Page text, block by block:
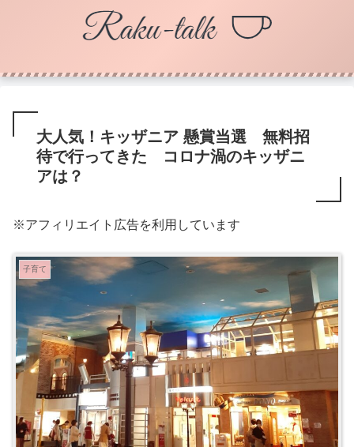
大人気！キッザニア 懸賞当選 無料招
待で行ってきた コロナ渦のキッザニ
アは？
※アフィリエイト広告を利用しています
子育て